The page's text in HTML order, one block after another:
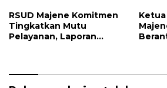
RSUD Majene Komitmen
Tingkatkan Mutu
Pelayanan, Laporan
Ketua